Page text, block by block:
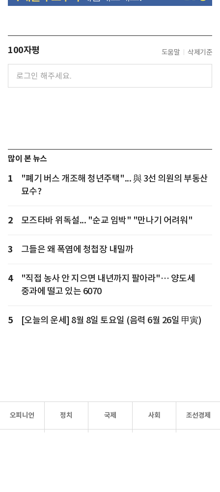
100자평 도움말 삭제기준
많이 본 뉴스
1
"폐기 버스 개조해 청년주택"... 與 3선 의원의 부동산
묘수?
2 모즈타바 위독설... "순교 임박" "만나기 어려워"
3 그들은 왜 폭염에 청첩장 내밀까
4
"직접 농사 안 지으면 내년까지 팔아라"… 양도세
중과에 떨고 있는 6070
5 [오늘의 운세] 8월 8일 토요일 (음력 6월 26일 甲寅)
오피니언 정치 국제 사회 조선경제